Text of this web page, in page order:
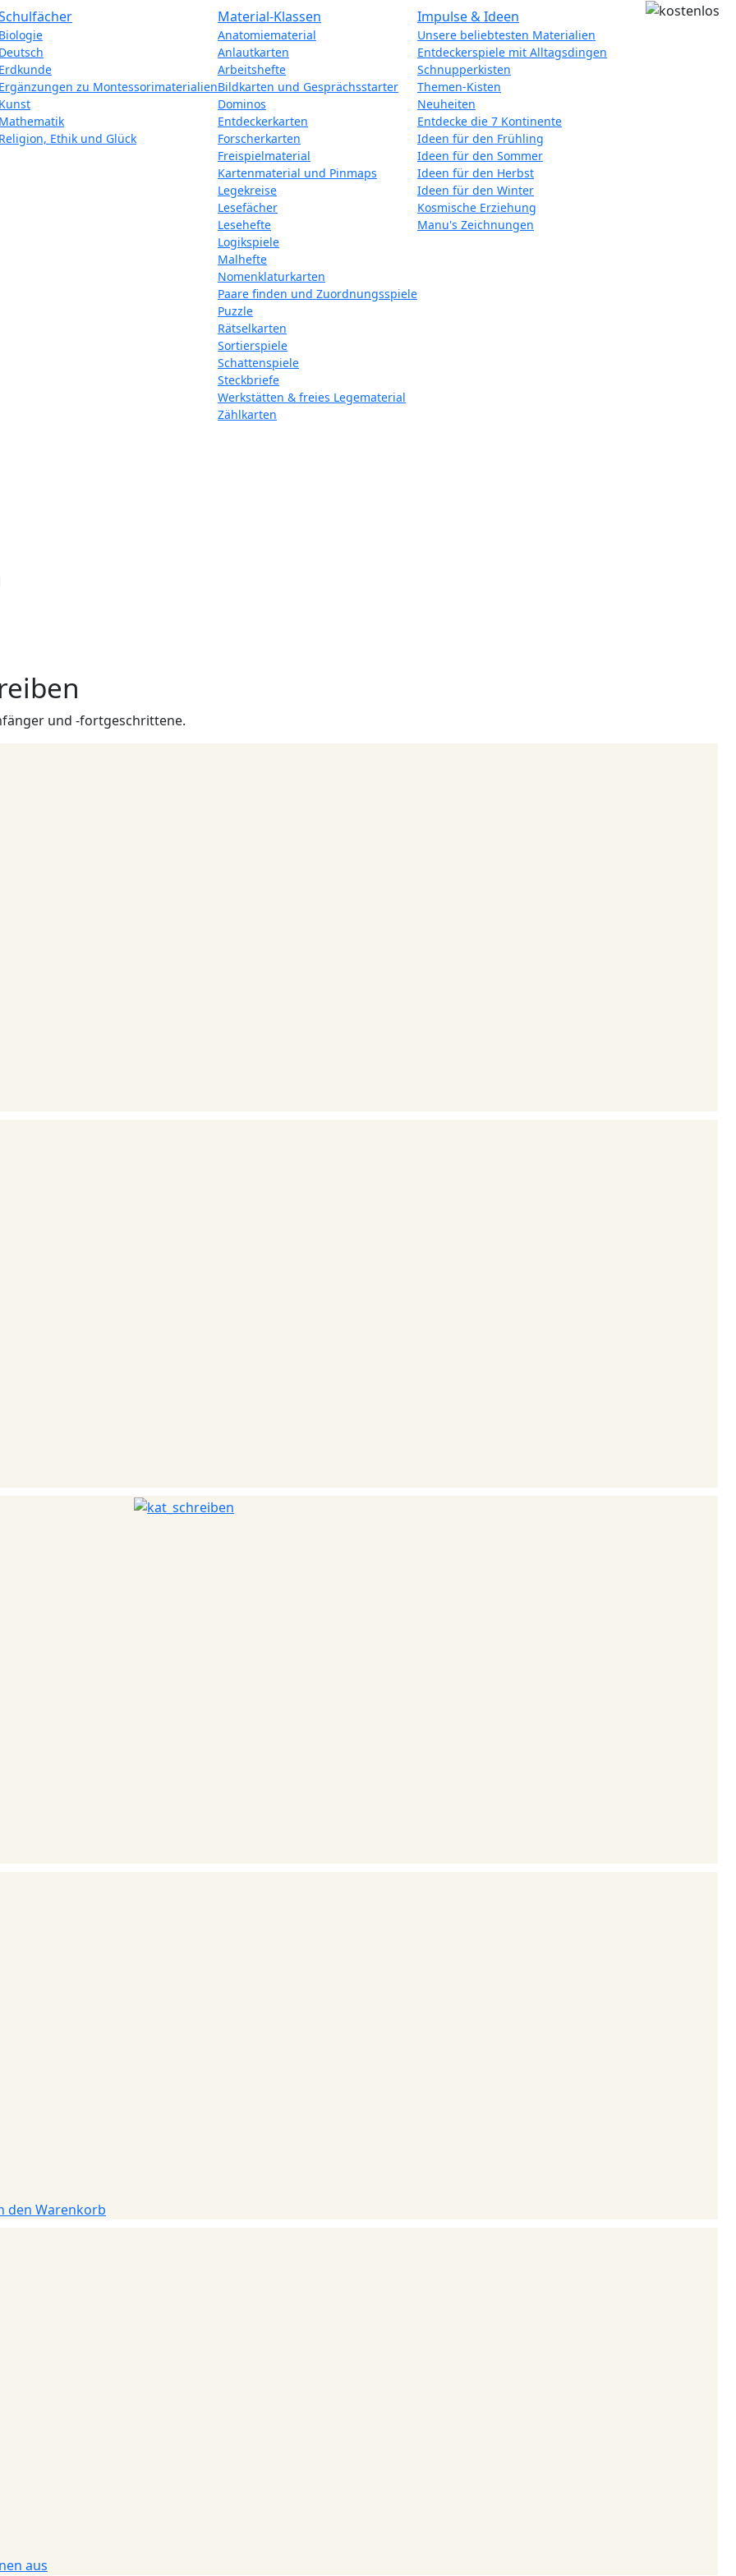
Biologie
Deutsch
Erdkunde
Ergänzungen zu Montessorimaterialien
Kunst
Mathematik
Religion, Ethik und Glück
Material-Klassen
Anatomiematerial
Anlautkarten
Arbeitshefte
Bildkarten und Gesprächsstarter
Dominos
Entdeckerkarten
Forscherkarten
Freispielmaterial
Kartenmaterial und Pinmaps
Legekreise
Lesefächer
Lesehefte
Logikspiele
Malhefte
Nomenklaturkarten
Paare finden und Zuordnungsspiele
Puzzle
Rätselkarten
Sortierspiele
Schattenspiele
Steckbriefe
Werkstätten & freies Legematerial
Zählkarten
Impulse & Ideen
Unsere beliebtesten Materialien
Entdeckerspiele mit Alltagsdingen
Schnupperkisten
Themen-Kisten
Neuheiten
Entdecke die 7 Kontinente
Ideen für den Frühling
Ideen für den Sommer
Ideen für den Herbst
Ideen für den Winter
Kosmische Erziehung
Manu's Zeichnungen
und -fortgeschrittene.
den Warenkorb
aus